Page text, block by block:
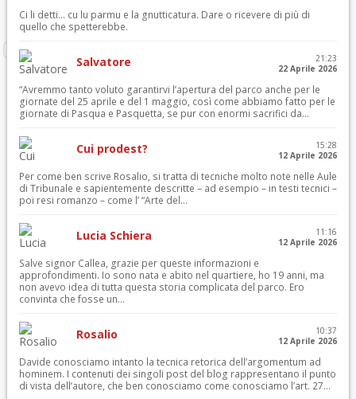
Ci li detti… cu lu parmu e la gnutticatura. Dare o ricevere di più di
quello che spetterebbe.
Salvatore
21:23
22 Aprile 2026
“Avremmo tanto voluto garantirvi l’apertura del parco anche per le
giornate del 25 aprile e del 1 maggio, così come abbiamo fatto per le
giornate di Pasqua e Pasquetta, se pur con enormi sacrifici da...
Cui prodest?
15:28
12 Aprile 2026
Per come ben scrive Rosalio, si tratta di tecniche molto note nelle Aule
di Tribunale e sapientemente descritte – ad esempio – in testi tecnici –
poi resi romanzo – come l’ “Arte del...
Lucia Schiera
11:16
12 Aprile 2026
Salve signor Callea, grazie per queste informazioni e
approfondimenti. Io sono nata e abito nel quartiere, ho 19 anni, ma
non avevo idea di tutta questa storia complicata del parco. Ero
convinta che fosse un...
Rosalio
10:37
12 Aprile 2026
Davide conosciamo intanto la tecnica retorica dell’argomentum ad
hominem. I contenuti dei singoli post del blog rappresentano il punto
di vista dell’autore, che ben conosciamo come conosciamo l’art. 27...